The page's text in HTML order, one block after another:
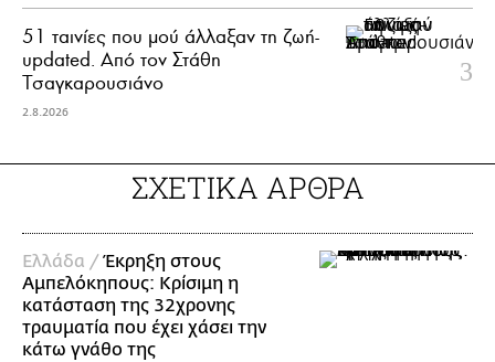
51 ταινίες που μού άλλαξαν τη ζωή-
updated. Aπό τον Στάθη
Τσαγκαρουσιάνο
2.8.2026
ΣΧΕΤΙΚΑ ΑΡΘΡΑ
Ελλάδα /Έκρηξη στους
Αμπελόκηπους: Κρίσιμη η
κατάσταση της 32χρονης
τραυματία που έχει χάσει την
κάτω γνάθο της